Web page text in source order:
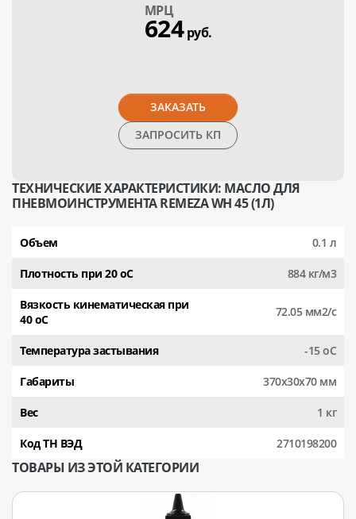
МPЦ
624руб.
ЗАКАЗАТЬ
ЗАПРОСИТЬ КП
ТЕХНИЧЕСКИЕ ХАРАКТЕРИСТИКИ: МАСЛО ДЛЯ
ПНЕВМОИНСТРУМЕНТА REMEZA WH 45 (1Л)
Объем 0.1 л
Плотность при 20 оС 884 кг/м3
Вязкость кинематическая при
40 оС
72.05 мм2/с
Температура застывания -15 оС
Габариты 370x30x70 мм
Вес 1 кг
Код ТН ВЭД 2710198200
ТОВАРЫ ИЗ ЭТОЙ КАТЕГОРИИ